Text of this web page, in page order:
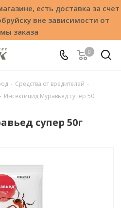
есть доставка за счет
вне зависимости от
заказа
0
- Средства от вредителей -
- Инсектицид Муравьед супер 50г
супер 50г